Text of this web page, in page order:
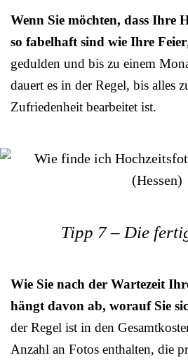
Wenn Sie möchten, dass Ihre
so fabelhaft sind wie Ihre Feier
gedulden und bis zu einem
dauert es in der Regel, bis alles
Zufriedenheit bearbeitet ist.
Tipp 7 – Die
Wie Sie nach der Wartezeit
hängt davon ab, worauf Sie
der Regel ist in den
Anzahl an Fotos enthalten, die